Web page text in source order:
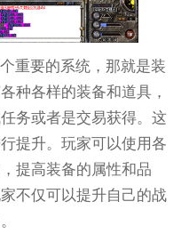
重要的系统，那就是装
种各样的装备和道具，
务或者是交易获得。这
提升。玩家可以使用各
提高装备的属性和品
不仅可以提升自己的战